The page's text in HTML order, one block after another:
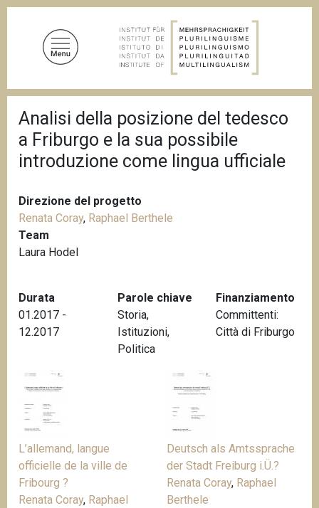
r
c
i
o
d
i
p
a
n
Analisi della posizione del tedesco
a Friburgo e la sua possibile
introduzione come lingua ufficiale
Direzione del progetto
Renata Coray, Raphael Berthele
Team
Laura Hodel
Durata
01.2017 -
12.2017
Parole chiave
Storia,
Istituzioni,
Politica
Finanziamento
Committenti:
Città di Friburgo
L’allemand, langue
officielle de la ville de
Fribourg ?
Renata Coray, Raphael
Deutsch als Amtssprache
der Stadt Freiburg i.Ü.?
Renata Coray, Raphael
Berthele